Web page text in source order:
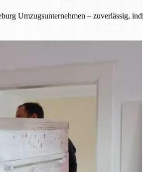
Umzugsunternehmen – zuverlässig,